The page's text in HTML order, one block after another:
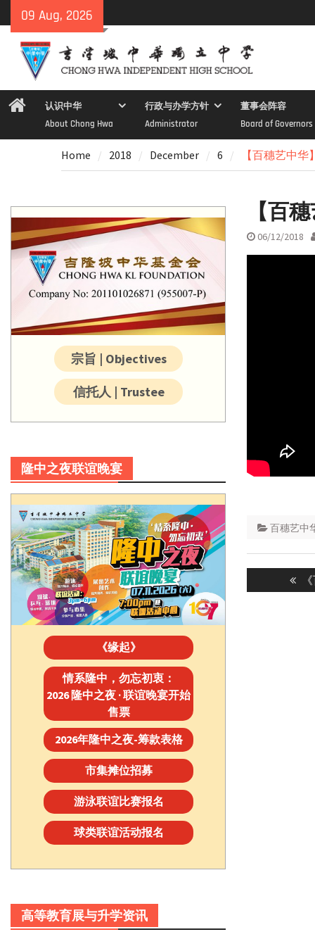
to
content
09 Aug, 2026
Home认识中华
About Chong Hwa
行政与办学方针
Administrator
董事会阵容
Board of Governors
Home 2018 December 6 【百穗艺中
【百
06/12/2018
百穗艺中
Post
宗旨 | Objectives
信托人 | Trustee
隆中之夜联谊晚宴
《缘起》
情系隆中，勿忘初衷：
2026 隆中之夜 · 联谊晚宴开始
售票
2026年隆中之夜-筹款表格
市集摊位招募
游泳联谊比赛报名
球类联谊活动报名
高等教育展与升学资讯